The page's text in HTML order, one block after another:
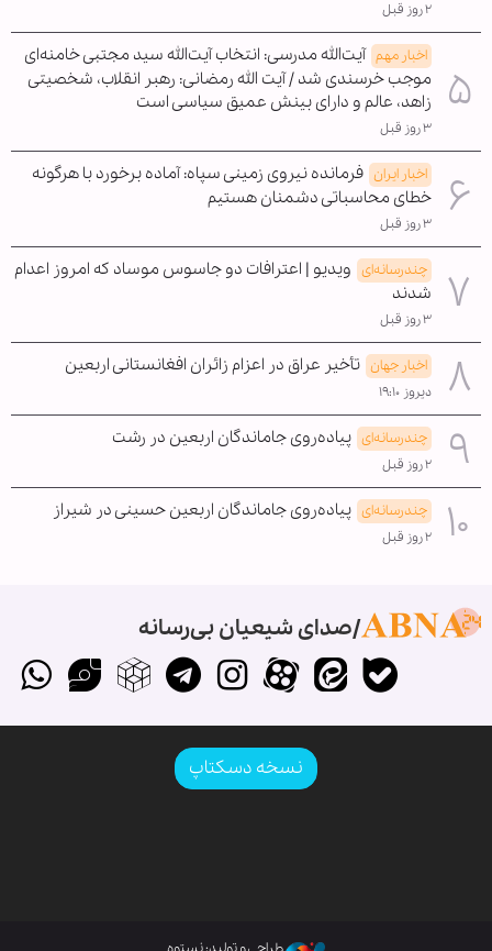
۲ روز قبل
اخبار مهم آیت‌الله مدرسی: انتخاب آیت‌الله سید مجتبی خامنه‌ای
موجب خرسندی شد / آیت الله رمضانی: رهبر انقلاب، شخصیتی
زاهد، عالم و دارای بینش عمیق سیاسی است
۳ روز قبل
اخبار ایران فرمانده نیروی زمینی سپاه: آماده برخورد با هرگونه
خطای محاسباتی دشمنان هستیم
۳ روز قبل
چندرسانه‌ای ویدیو | اعترافات دو جاسوس موساد که امروز اعدام
شدند
۳ روز قبل
اخبار جهان تأخیر عراق در اعزام زائران افغانستانی اربعین
دیروز ۱۹:۱۰
چندرسانه‌ای پیاده‌روی جاماندگان اربعین در رشت
۲ روز قبل
چندرسانه‌ای پیاده‌روی جاماندگان اربعین حسینی در شیراز
۲ روز قبل
صدای شیعیان بی‌رسانه
نسخه دسکتاپ